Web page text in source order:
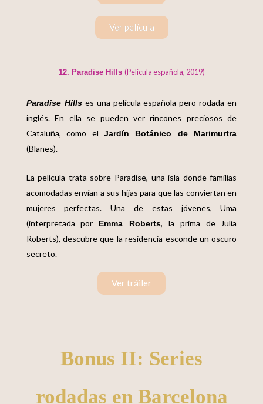
Ver película
12. Paradise Hills (Película española, 2019)
Paradise Hillses una película española pero rodada en
inglés. En ella se pueden ver rincones preciosos de
Cataluña, como el Jardín Botánico de Marimurtra
(Blanes).
La película trata sobre Paradise, una isla donde familias
acomodadas envían a sus hijas para que las conviertan en
mujeres perfectas. Una de estas jóvenes, Uma
(interpretada por Emma Roberts, la prima de Julia
Roberts), descubre que la residencia esconde un oscuro
secreto.
Ver tráiler
Bonus II: Series
rodadas en Barcelona